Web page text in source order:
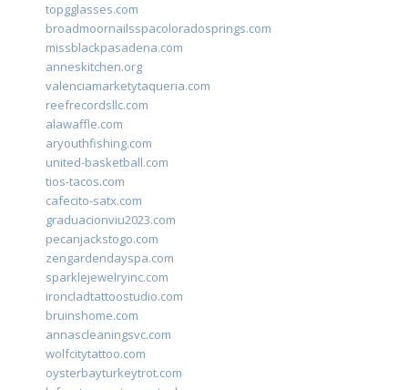
topgglasses.com
broadmoornailsspacoloradosprings.com
missblackpasadena.com
anneskitchen.org
valenciamarketytaqueria.com
reefrecordsllc.com
alawaffle.com
aryouthfishing.com
united-basketball.com
tios-tacos.com
cafecito-satx.com
graduacionviu2023.com
pecanjackstogo.com
zengardendayspa.com
sparklejewelryinc.com
ironcladtattoostudio.com
bruinshome.com
annascleaningsvc.com
wolfcitytattoo.com
oysterbayturkeytrot.com